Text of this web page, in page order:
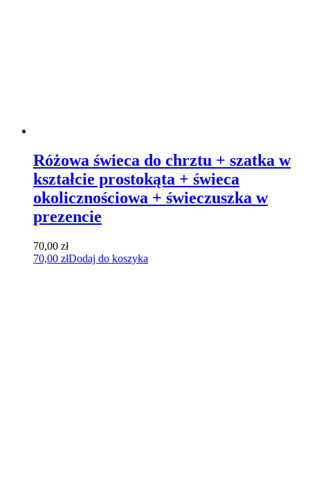
Różowa świeca do chrztu + szatka w
kształcie prostokąta + świeca
okolicznościowa + świeczuszka w
prezencie
70,00 zł
70,00 złDodaj do koszyka